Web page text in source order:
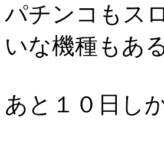
パチンコもス
いな機種もあ
あと１０日し